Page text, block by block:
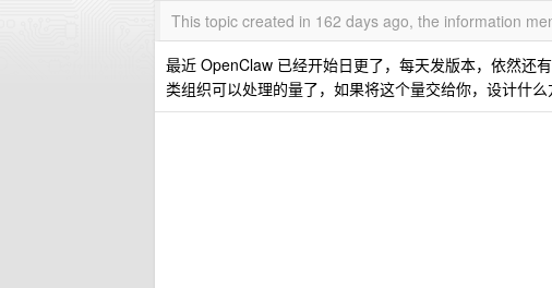
This topic created in 162 days ago, the information
最近 OpenClaw 已经开始日更了，每天发版本，依然还
类组织可以处理的量了，如果将这个量交给你，设计什么